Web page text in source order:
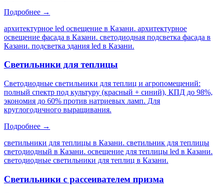
Подробнее →
архитектурное led освещение в Казани. архитектурное
освещение фасада в Казани. светодиодная подсветка фасада в
Казани. подсветка здания led в Казани.
Светильники для теплицы
Светодиодные светильники для теплиц и агропомещений:
полный спектр под культуру (красный + синий), КПД до 98%,
экономия до 60% против натриевых ламп. Для
круглогодичного выращивания.
Подробнее →
светильники для теплицы в Казани. светильник для теплицы
светодиодный в Казани. освещение для теплицы led в Казани.
светодиодные светильники для теплиц в Казани.
Светильники с рассеивателем призма